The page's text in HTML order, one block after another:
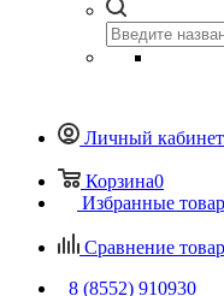
Личный кабинет
Корзина0
Избранные
Сравнение
8 (8552) 910930